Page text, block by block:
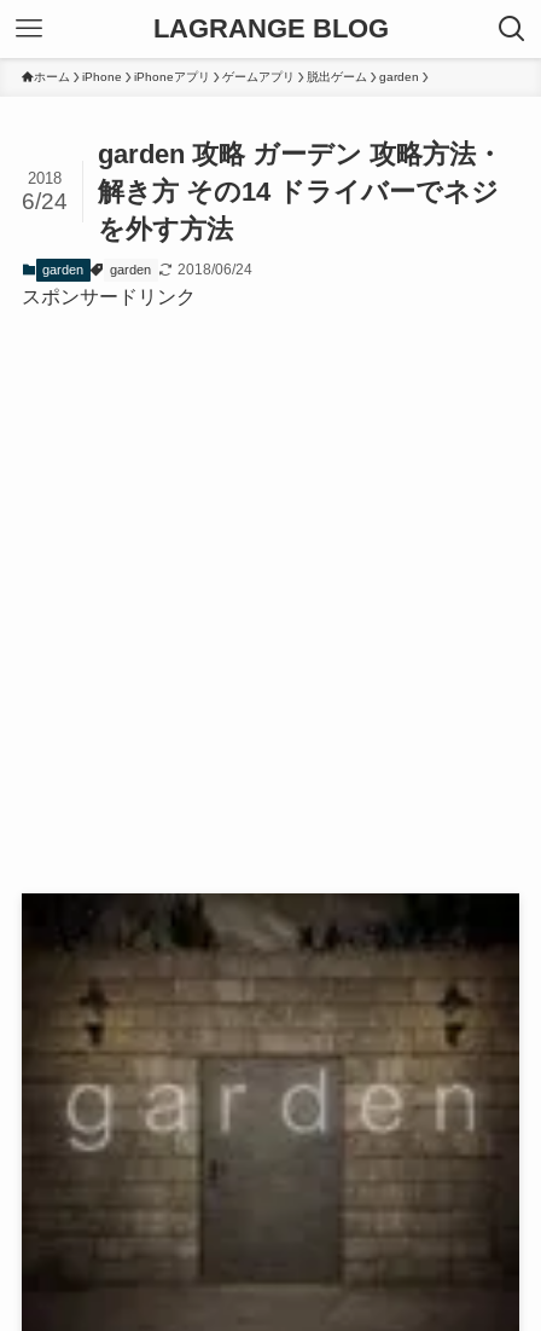
LAGRANGE BLOG
ホーム iPhone iPhoneアプリ ゲームアプリ 脱出ゲーム garden
garden 攻略 ガーデン 攻略方法・
解き方 その14 ドライバーでネジ
を外す方法
2018
6/24
garden garden 2018/06/24
スポンサードリンク